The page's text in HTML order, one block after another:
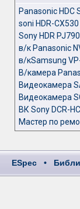
Panasonic HDC
soni HDR-
Sony HDR
в/к Panasonic
в/кSamsung
В/камера
Видеокамера
Видеокамера
ВК Sony DCR-
Мастер по
ESpec •